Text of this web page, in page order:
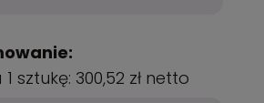
sztukę: 300,52 zł netto